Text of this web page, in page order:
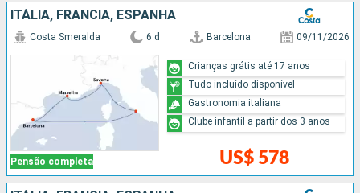
ITÁLIA, FRANCIA, ESPANHA
Pensão completa
Costa Smeralda 6 d Barcelona 09/11/2026
US$ 578
Crianças grátis até 17 anos
Tudo incluído disponível
Gastronomia italiana
Clube infantil a partir dos 3 anos